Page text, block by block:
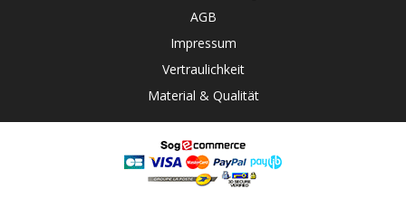
AGB
Impressum
Vertraulichkeit
Material & Qualität